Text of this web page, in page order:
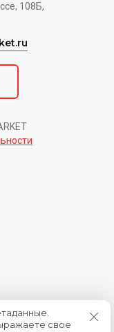
108Б,
свое